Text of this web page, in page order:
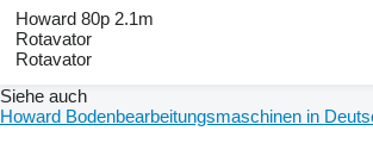
Howard 80p 2.1m
Rotavator
Rotavator
Siehe auch
Howard Bodenbearbeitungsmaschinen in